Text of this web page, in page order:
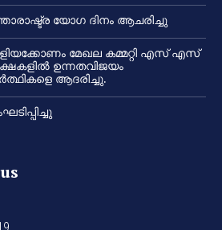
യോഗ ദിനം ആചരിച്ചു
മേഖല കമ്മറ്റി എസ് എസ്
ഉന്നതവിജയം
ആദരിച്ചു.